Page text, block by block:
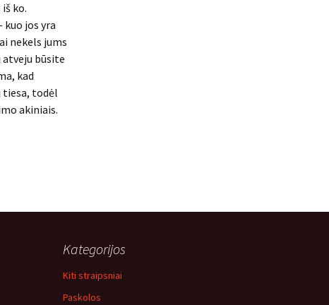
ko.
jos yra
nekels jums
būsite
kad
todėl
akiniais.
Kategorijos
Kiti straipsniai
Paskolos